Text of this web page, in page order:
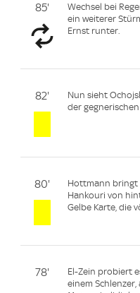
85'
Wechsel bei
ein weiterer
Ernst runter.
82'
Nun sieht
der
80'
Hottmann bringt
Hankouri von
Gelbe Karte, die
78'
El-Zein probiert
einem